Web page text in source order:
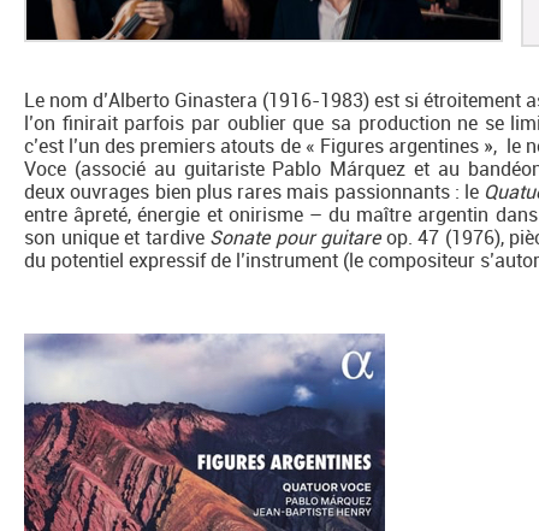
Le nom d’Alberto Ginastera (1916-1983) est si étroitement
l’on finirait parfois par oublier que sa production ne se
c’est l’un des premiers atouts de « Figures argentines »,
Voce (associé au guitariste Pablo Márquez et au
deux ouvrages bien plus rares mais passionnants : le
entre âpreté, énergie et onirisme – du maître argentin
son unique et tardive Sonate pour guitareop. 47 (1976),
du potentiel expressif de l’instrument (le compositeur